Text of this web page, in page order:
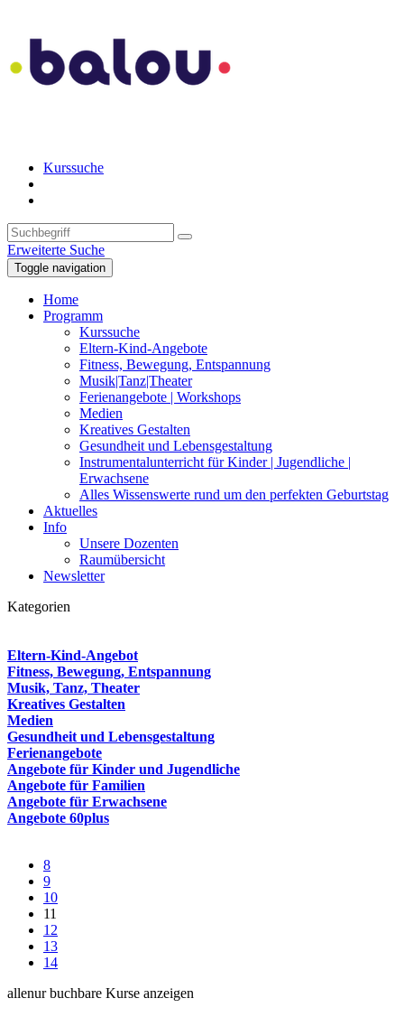
Kurssuche
Erweiterte Suche
Toggle navigation
Home
Programm
Kurssuche
Eltern-Kind-Angebote
Fitness, Bewegung, Entspannung
Musik|Tanz|Theater
Ferienangebote | Workshops
Medien
Kreatives Gestalten
Gesundheit und Lebensgestaltung
Instrumentalunterricht für Kinder | Jugendliche |
Erwachsene
Alles Wissenswerte rund um den perfekten Geburtstag
Aktuelles
Info
Unsere Dozenten
Raumübersicht
Newsletter
Kategorien
Eltern-Kind-Angebot
Fitness, Bewegung, Entspannung
Musik, Tanz, Theater
Kreatives Gestalten
Medien
Gesundheit und Lebensgestaltung
Ferienangebote
Angebote für Kinder und Jugendliche
Angebote für Familien
Angebote für Erwachsene
Angebote 60plus
8
9
10
11
12
13
14
allenur buchbare Kurse anzeigen